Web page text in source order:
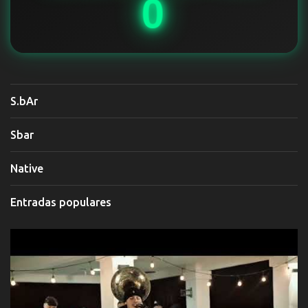
0
S.bAr
Sbar
Native
Entradas populares